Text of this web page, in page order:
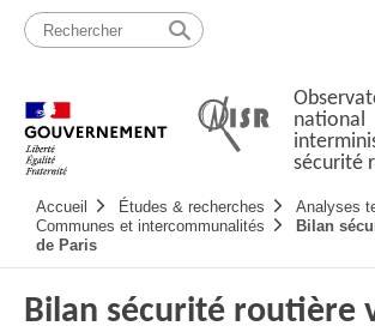
Passer
contenu
national
sécurité
principale
Accueil Études & recherches
Analyses
Communes et intercommunalités
Bilan
de Paris
Bilan sécurité routière